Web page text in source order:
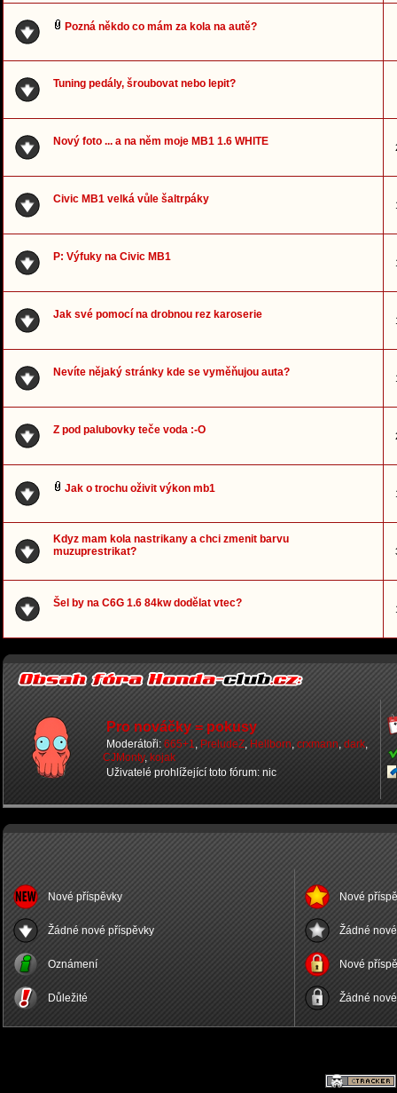
Pozná někdo co mám za kola na autě?
Tuning pedály, šroubovat nebo lepit?
Nový foto ... a na něm moje MB1 1.6 WHITE
Civic MB1 velká vůle šaltrpáky
P: Výfuky na Civic MB1
Jak své pomocí na drobnou rez karoserie
Nevíte nějaký stránky kde se vyměňujou auta?
Z pod palubovky teče voda :-O
Jak o trochu oživit výkon mb1
Kdyz mam kola nastrikany a chci zmenit barvu
muzuprestrikat?
Šel by na C6G 1.6 84kw dodělat vtec?
Pro nováčky = pokusy
Moderátoři: 665+1, PreludeZ, Hellborn, crxmann, dark,
CJMonty, kojak
Uživatelé prohlížející toto fórum: nic
Nové příspěvky
Žádné nové příspěvky
Oznámení
Důležité
Nové
Žádné
Nové
Žádné